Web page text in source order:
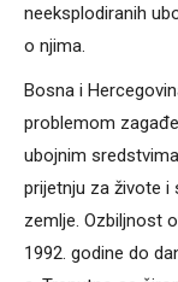
neeksplodiranih
o njima.
Bosna i
problemom
ubojnim
prijetnju za živote i
zemlje. Ozbiljnost
1992. godine do